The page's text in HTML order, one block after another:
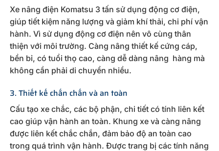
Xe nâng điện Komatsu 3 tấn sử dụng động cơ điện,
giúp tiết kiệm năng lượng và giảm khí thải, chi phí vận
hành. Vì sử dụng động cơ điện nên vô cùng thân
thiện với môi trường. Càng nâng thiết kế cứng cáp,
bền bỉ, có tuổi thọ cao, càng dễ dàng nâng hàng mà
không cần phải di chuyển nhiều.
3. Thiết kế chắn chắn và an toàn
Cấu tạo xe chắc, các bộ phận, chi tiết có tính liên kết
cao giúp vận hành an toàn. Khung xe và càng nâng
được liên kết chắc chắn, đảm bảo độ an toàn cao
trong quá trình vận hành. Được trang bị các tính năng